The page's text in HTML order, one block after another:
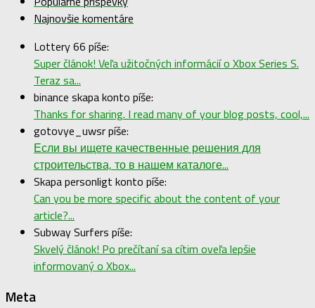
Najnovšie komentáre
Lottery 66 píše:
Super článok! Veľa užitočných informácií o Xbox Series S.
Teraz sa...
binance skapa konto píše:
Thanks for sharing. I read many of your blog posts, cool,...
gotovye_uwsr píše:
Если вы ищете качественные решения для
строительства, то в нашем каталоге...
Skapa personligt konto píše:
Can you be more specific about the content of your
article?...
Subway Surfers píše:
Skvelý článok! Po prečítaní sa cítim oveľa lepšie
informovaný o Xbox...
Meta